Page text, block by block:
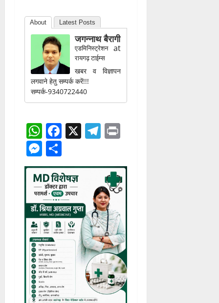
About Latest Posts
जगन्नाथ बैरागी
एडमिनिस्ट्रेशनat
रायगढ़ टाईम्स
खबर व विज्ञापन
लगवाने हेतु सम्पर्क करें!!!
सम्पर्क-9340722440
WhatsApp
Facebook
X Telegram
Messenger